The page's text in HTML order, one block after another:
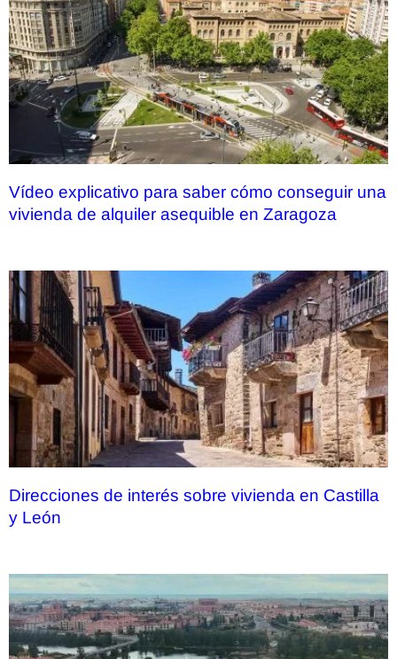
Vídeo explicativo para saber cómo conseguir una
vivienda de alquiler asequible en Zaragoza
Direcciones de interés sobre vivienda en Castilla
y León